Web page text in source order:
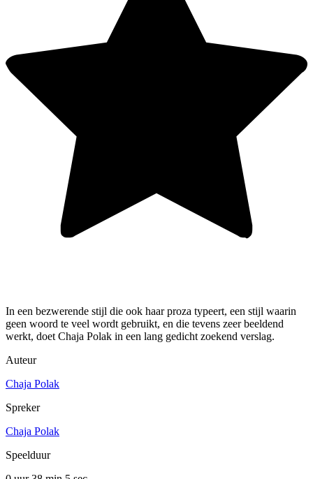
In een bezwerende stijl die ook haar proza typeert, een stijl waarin
geen woord te veel wordt gebruikt, en die tevens zeer beeldend
werkt, doet Chaja Polak in een lang gedicht zoekend verslag.
Auteur
Chaja Polak
Spreker
Chaja Polak
Speelduur